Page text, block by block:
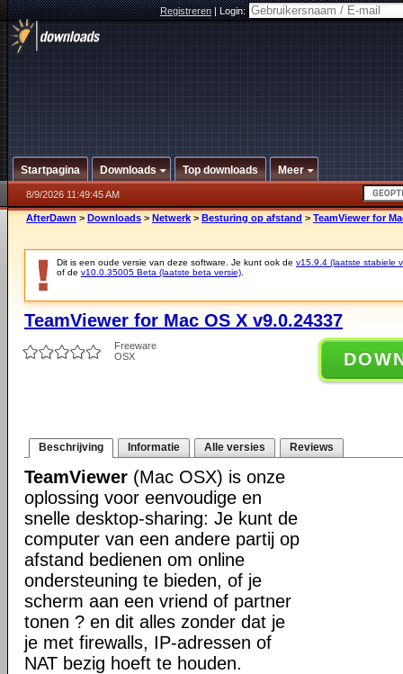
Registreren|Login:
Startpagina Downloads Top downloads Meer
8/9/2026 11:49:45 AM
AfterDawn > Downloads > Netwerk > Besturing op afstand > TeamViewer for
Dit is een oude versie van deze software. Je kunt ook de v15.9.4 (laatste stabiele
of de v10.0.35005 Beta (laatste beta versie)
TeamViewer for Mac OS X v9.0.24337
Freeware
OSX
Beschrijving Informatie Alle versies Reviews
TeamViewer (Mac OSX) is onze
oplossing voor eenvoudige en
snelle desktop-sharing: Je kunt de
computer van een andere partij op
afstand bedienen om online
ondersteuning te bieden, of je
scherm aan een vriend of partner
tonen ? en dit alles zonder dat je
je met firewalls, IP-adressen of
NAT bezig hoeft te houden.